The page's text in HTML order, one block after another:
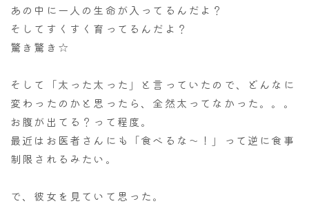
あの中に一人の生命が入ってるんだよ？
そしてすくすく育ってるんだよ？
驚き驚き☆
そして「太った太った」と言っていたので、どんなに
変わったのかと思ったら、全然太ってなかった。。。
お腹が出てる？って程度。
最近はお医者さんにも「食べるな～！」って逆に食事
制限されるみたい。
で、彼女を見ていて思った。